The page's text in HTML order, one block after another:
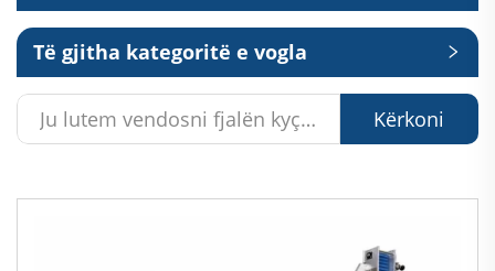
Të gjitha kategoritë e vogla
Kërkoni